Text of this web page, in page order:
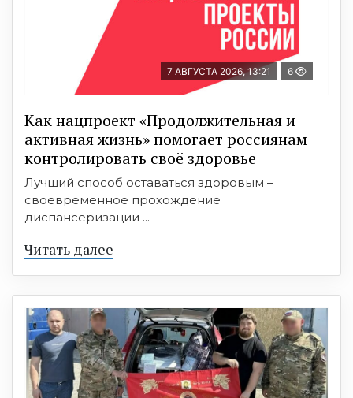
7 АВГУСТА 2026, 13:21 6
Как нацпроект «Продолжительная и
активная жизнь» помогает россиянам
контролировать своё здоровье
Лучший способ оставаться здоровым –
своевременное прохождение
диспансеризации ...
Читать далее